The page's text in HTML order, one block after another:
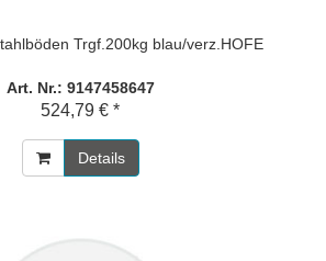
Trgf.200kg blau/verz.HOFE
Art. Nr.: 9147458647
524,79 € *
Details